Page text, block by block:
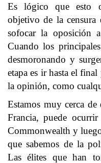
Es lógico que esto
objetivo de la censura
sofocar la oposición
Cuando los
desmoronando y
etapa es ir hasta el
la opinión, como
Estamos muy cerca de
Francia, puede
Commonwealth y
que sabemos de la
Las élites que han